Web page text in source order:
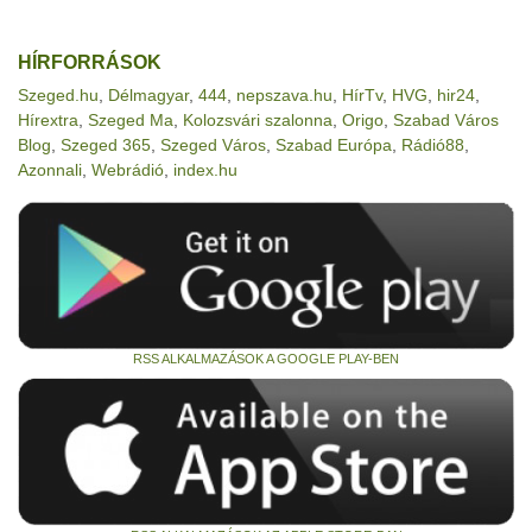
HÍRFORRÁSOK
Szeged.hu Délmagyar, 444 nepszava.hu HírTv, HVG hir24
Hírextra Szeged Ma Kolozsvári szalonna Origo Szabad Város
Blog Szeged 365 Szeged Város Szabad Európa Rádió88
Azonnali Webrádió index.hu
RSS ALKALMAZÁSOK A GOOGLE PLAY-BEN